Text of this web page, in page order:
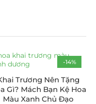
-14%
Trương Nên Tặng
Gì? Mách Bạn Kệ Hoa
Màu Xanh Chủ Đạo